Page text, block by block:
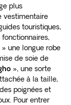
plus
vestimentaire
touristiques,
» une longue robe
de soie de
», une sorte
à la taille,
poignées et
Pour entrer